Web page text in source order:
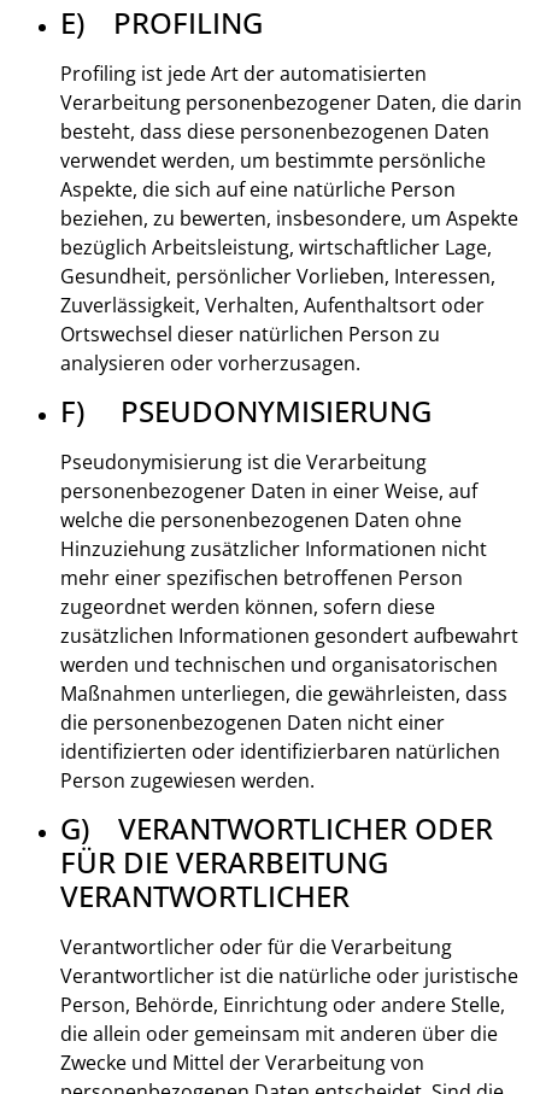
E) PROFILING
Profiling ist jede Art der automatisierten
Verarbeitung personenbezogener Daten, die darin
besteht, dass diese personenbezogenen Daten
verwendet werden, um bestimmte persönliche
Aspekte, die sich auf eine natürliche Person
beziehen, zu bewerten, insbesondere, um Aspekte
bezüglich Arbeitsleistung, wirtschaftlicher Lage,
Gesundheit, persönlicher Vorlieben, Interessen,
Zuverlässigkeit, Verhalten, Aufenthaltsort oder
Ortswechsel dieser natürlichen Person zu
analysieren oder vorherzusagen.
F) PSEUDONYMISIERUNG
Pseudonymisierung ist die Verarbeitung
personenbezogener Daten in einer Weise, auf
welche die personenbezogenen Daten ohne
Hinzuziehung zusätzlicher Informationen nicht
mehr einer spezifischen betroffenen Person
zugeordnet werden können, sofern diese
zusätzlichen Informationen gesondert aufbewahrt
werden und technischen und organisatorischen
Maßnahmen unterliegen, die gewährleisten, dass
die personenbezogenen Daten nicht einer
identifizierten oder identifizierbaren natürlichen
Person zugewiesen werden.
G) VERANTWORTLICHER ODER
FÜR DIE VERARBEITUNG
VERANTWORTLICHER
Verantwortlicher oder für die Verarbeitung
Verantwortlicher ist die natürliche oder juristische
Person, Behörde, Einrichtung oder andere Stelle,
die allein oder gemeinsam mit anderen über die
Zwecke und Mittel der Verarbeitung von